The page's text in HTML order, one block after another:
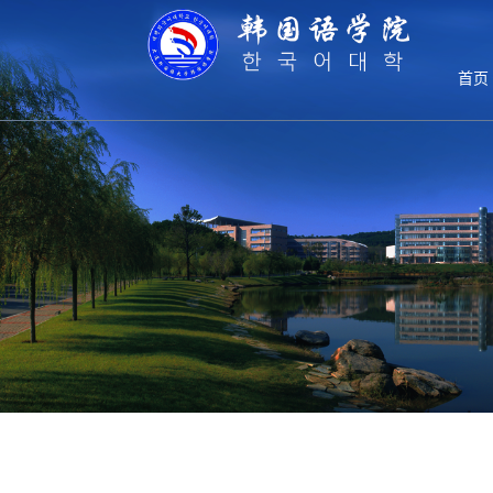
首页
研究生教育
培养方案
导师风采
教学管理
教学成果
导师风采